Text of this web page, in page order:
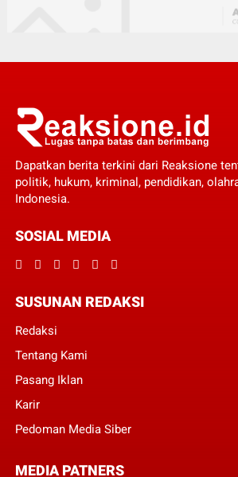
Dapatkan berita terkini dari Reaksione
politik, hukum, kriminal, pendidikan,
Indonesia.
SOSIAL MEDIA
SUSUNAN REDAKSI
Redaksi
Tentang Kami
Pasang Iklan
Karir
Pedoman Media Siber
MEDIA PATNERS